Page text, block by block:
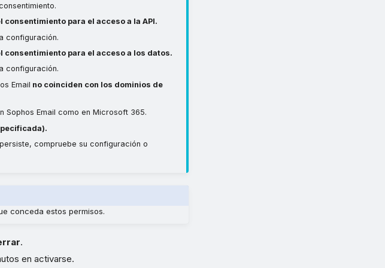
para el acceso a la API.
configuración.
consentimiento para el acceso a los datos.
configuración.
Email no coinciden con los dominios de
Sophos Email como en Microsoft 365.
compruebe su configuración o
conceda estos permisos.
.
en activarse.